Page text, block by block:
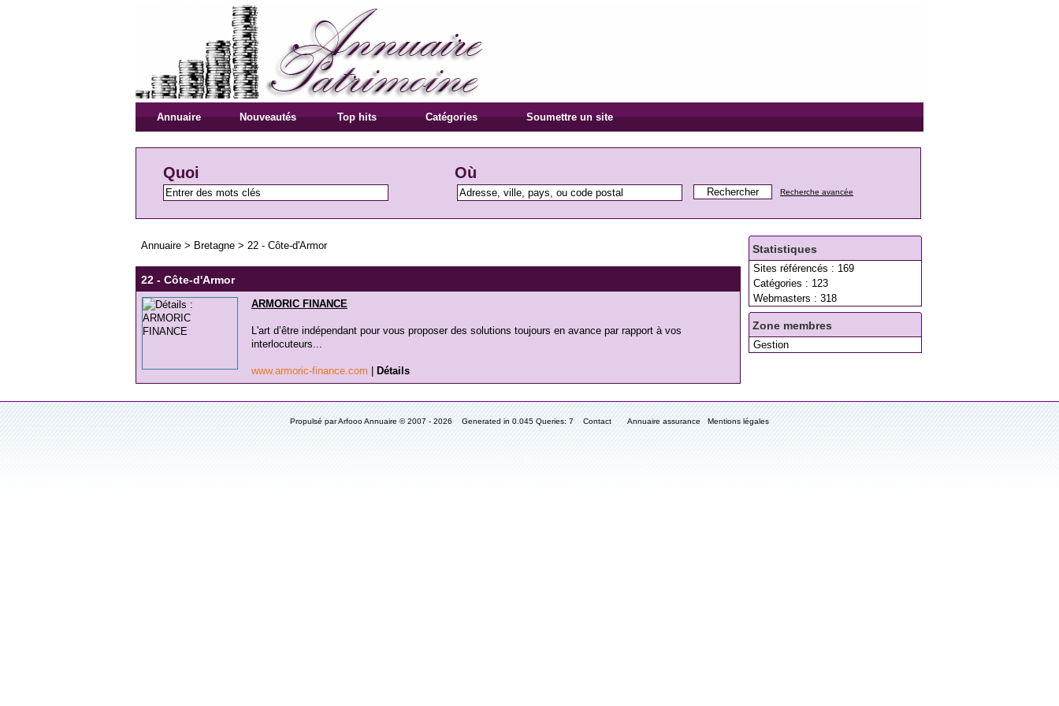
Annuaire Nouveautés Top hits Catégories Soumettre un site
Quoi Où
Recherche avancée
Statistiques
Sites référencés : 169
Catégories : 123
Webmasters : 318
Zone membres
Gestion
Annuaire > Bretagne > 22 - Côte-d'Armor
22 - Côte-d'Armor
ARMORIC FINANCE
L'art d’être indépendant pour vous proposer des solutions toujours en avance par rapport à vos
interlocuteurs...
www.armoric-finance.com Détails
Propulsé par Arfooo Annuaire © 2007 - 2026 Generated in 0.045 Queries: 7 Contact Annuaire assurance Mentions légales